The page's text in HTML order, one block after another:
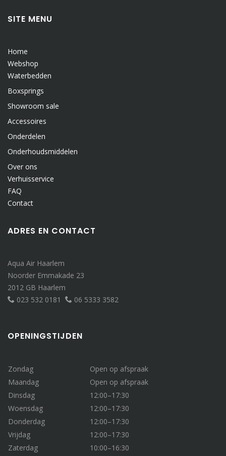
SITE MENU
Home
Webshop
Waterbedden
Boxsprings
Showroom sale
Accessoires
Onderdelen
Onderhoudsmiddelen
Over ons
Verhuisservice
FAQ
Contact
ADRES EN CONTACT
Aqua Air Haarlem
Noorder Emmakade 23
2012 GB Haarlem
023 532 0181
06 5333 3582
OPENINGSTIJDEN
Zondag
Open op afspraak
Maandag
Open op afspraak
Dinsdag
12:00–17:30
Woensdag
12:00–17:30
Donderdag
12:00–17:30
Vrijdag
12:00–17:30
Zaterdag
10:00–16:30